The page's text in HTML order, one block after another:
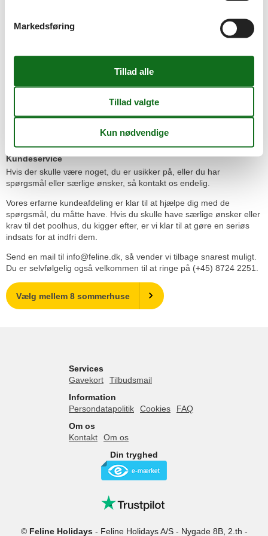
Ferien er et af årets højdepunkter, men derfor er der alligevel ingen
grund til at betale for meget for det poolhus, du bestemmer dig for
vores prisgaranti, når du lejer her på portalen.
Prisgarantien betyder kort fortalt, at hvis du skulle finde det
poolhus, du har booket, til en lavere pris hos et konkurrende
udlejningsbureau, matcher vi den billigere pris og udbetaler
Der er nogle betingelser, som skal være opfyldt, for at vores
prisgaranti dækker. Betingelserne kan du læse om på
Kundeservice
Hvis der skulle være noget, du er usikker på, eller du har
spørgsmål eller særlige ønsker, så kontakt os endelig.
Vores erfarne kundeafdeling er klar til at hjælpe dig med de
spørgsmål, du måtte have. Hvis du skulle have særlige ønsker eller
krav til det poolhus, du kigger efter, er vi klar til at gøre en seriøs
indsats for at indfri dem.
Send en mail til info@feline.dk, så vender vi tilbage snarest muligt.
Du er selvfølgelig også velkommen til at ringe på (+45) 8724 2251.
Vælg mellem 8 sommerhuse
Services
Gavekort
Tilbudsmail
Information
Persondatapolitik
Cookies
FAQ
Om os
Kontakt
Om os
Din tryghed
© Feline Holidays- Feline Holidays A/S- Nygade 8B, 2.th -
Markedsføring